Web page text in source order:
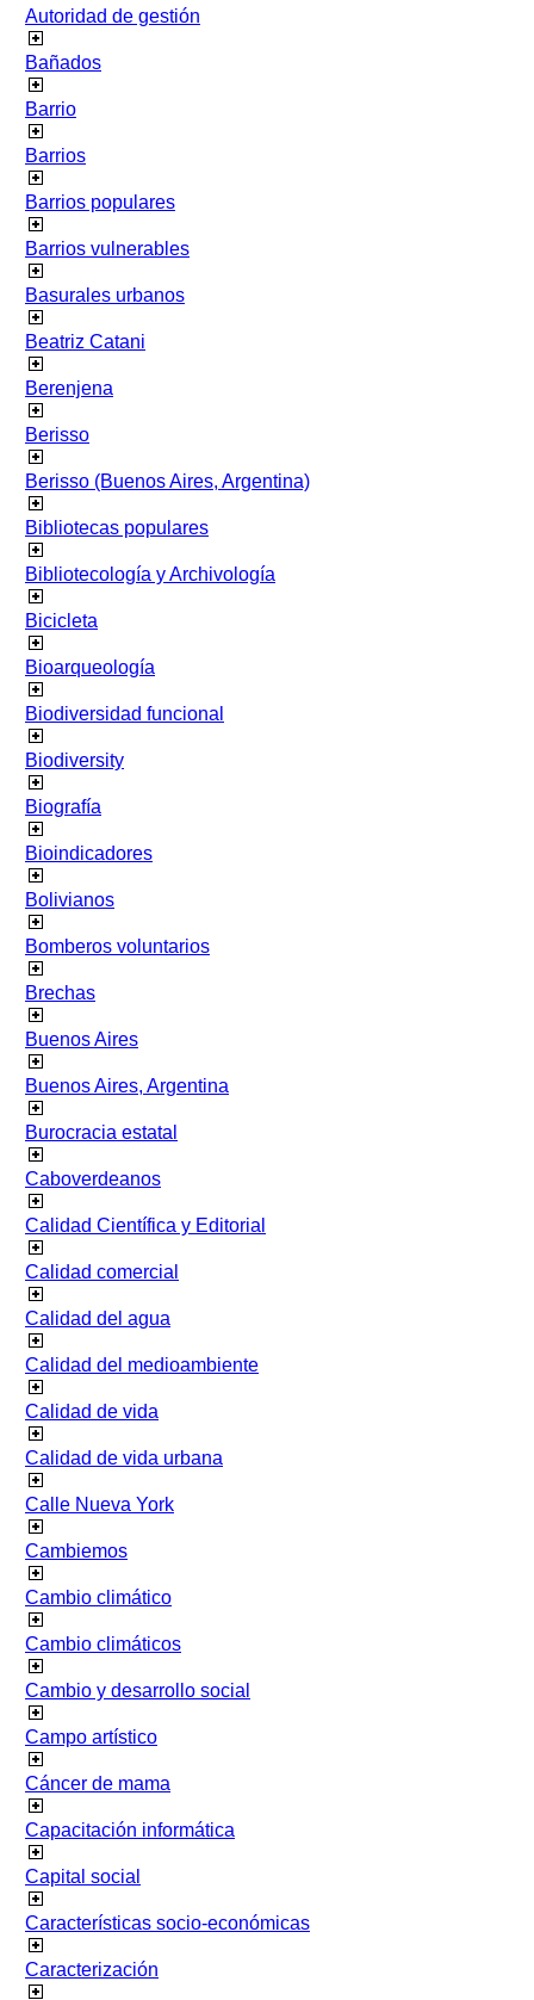
Autoridad de gestión
Bañados
Barrio
Barrios
Barrios populares
Barrios vulnerables
Basurales urbanos
Beatriz Catani
Berenjena
Berisso
Berisso (Buenos Aires, Argentina)
Bibliotecas populares
Bibliotecología y Archivología
Bicicleta
Bioarqueología
Biodiversidad funcional
Biodiversity
Biografía
Bioindicadores
Bolivianos
Bomberos voluntarios
Brechas
Buenos Aires
Buenos Aires, Argentina
Burocracia estatal
Caboverdeanos
Calidad Científica y Editorial
Calidad comercial
Calidad del agua
Calidad del medioambiente
Calidad de vida
Calidad de vida urbana
Calle Nueva York
Cambiemos
Cambio climático
Cambio climáticos
Cambio y desarrollo social
Campo artístico
Cáncer de mama
Capacitación informática
Capital social
Características socio-económicas
Caracterización